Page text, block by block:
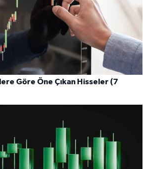
Göre Öne Çıkan Hisseler (7